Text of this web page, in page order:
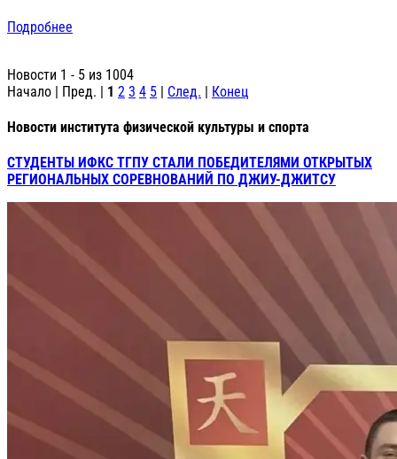
Подробнее
Новости 1 - 5 из 1004
Начало | Пред. | 1 2 3 4 5 | След. | Конец
Новости института физической культуры и спорта
СТУДЕНТЫ ИФКС ТГПУ СТАЛИ ПОБЕДИТЕЛЯМИ ОТКРЫТЫХ
РЕГИОНАЛЬНЫХ СОРЕВНОВАНИЙ ПО ДЖИУ-ДЖИТСУ